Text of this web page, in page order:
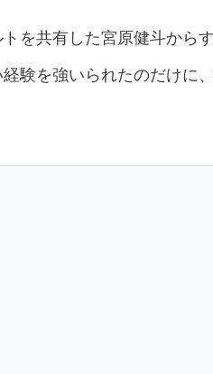
を共有した宮原健斗から
験を強いられたのだけに